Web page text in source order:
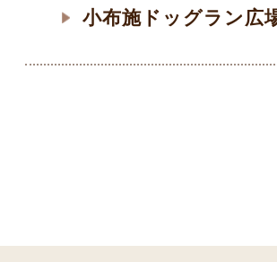
小布施ドッグラン広